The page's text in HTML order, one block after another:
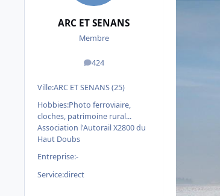
ARC ET SENANS
Membre
424
messages
Ville:ARC ET SENANS (25)
Hobbies:Photo ferroviaire,
cloches, patrimoine rural...
Association l'Autorail X2800 du
Haut Doubs
Entreprise:-
Service:direct